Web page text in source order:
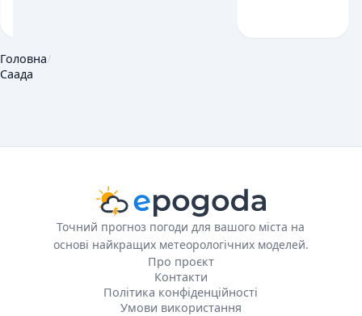
Головна/
Саада
Точний прогноз погоди для вашого міста на
основі найкращих метеорологічних моделей.
Про проєкт
Контакти
Політика конфіденційності
Умови використання